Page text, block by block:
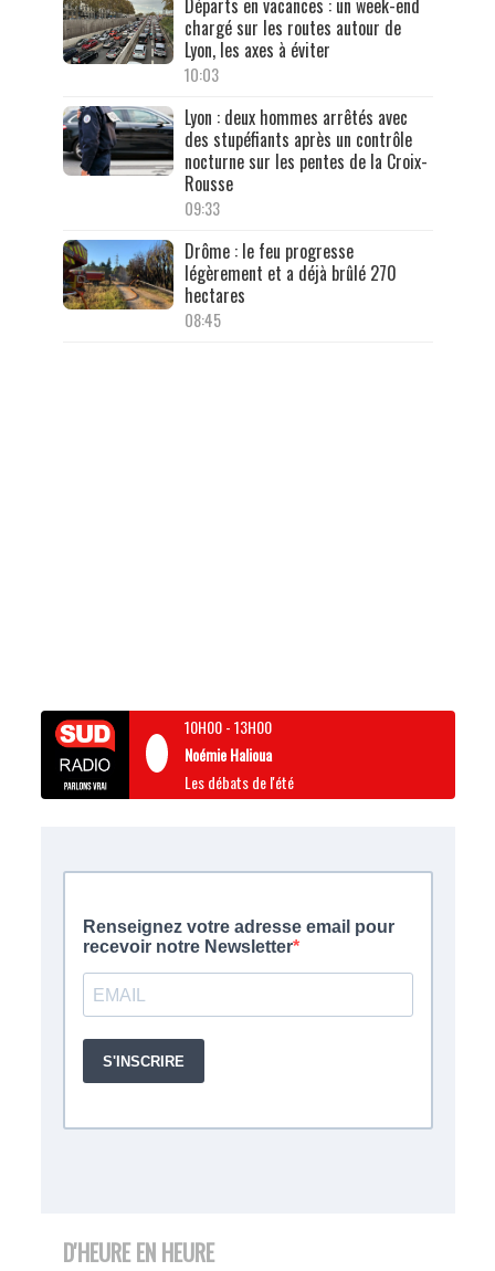
Départs en vacances : un week-end
chargé sur les routes autour de
Lyon, les axes à éviter
10:03
Lyon : deux hommes arrêtés avec
des stupéfiants après un contrôle
nocturne sur les pentes de la Croix-
Rousse
09:33
Drôme : le feu progresse
légèrement et a déjà brûlé 270
hectares
08:45
10H00-13H00
Noémie Halioua
Les débats de l'été
D'HEURE EN HEURE